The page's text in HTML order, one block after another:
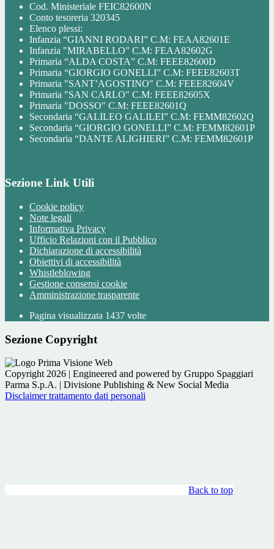
Cod. Ministeriale FEIC82600N
Conto tesoreria 320345
Elenco plessi:
Infanzia “GIANNI RODARI” C.M: FEAA82601E
Infanzia "MIRABELLO" C.M: FEAA82602G
Primaria “ALDA COSTA” C.M: FEEE82600D
Primaria “GIORGIO GONELLI” C.M: FEEE82603T
Primaria "SANT’AGOSTINO" C.M: FEEE82604V
Primaria "SAN CARLO" C.M: FEEE82605X
Primaria "DOSSO" C.M: FEEE82601Q
Secondaria “GALILEO GALILEI” C.M: FEMM82602Q
Secondaria “GIORGIO GONELLI” C.M: FEMM82601P
Secondaria “DANTE ALIGHIERI” C.M: FEMM82601P
Sezione Link Utili
Cookie policy
Note legali
Informativa Privacy
Ufficio Relazioni con il Pubblico
Dichiarazione di accessibilità
Obiettivi di accessibilità
Whistleblowing
Gestione consensi cookie
Amministrazione trasparente
Pagina visualizzata 1437 volte
Sezione Copyright
Copyright 2026 | Engineered and powered by Gruppo Spaggiari
Parma S.p.A. | Divisione Publishing & New Social Media
Disclaimer trattamento dati personali
Back to top